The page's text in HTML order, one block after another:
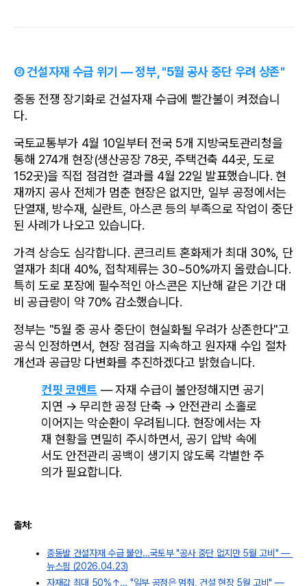
② 건설자재 수급 위기 — 정부, "5월 공사 중단 우려 상존"
중동 전쟁 장기화로 건설자재 수급에 빨간불이 켜졌습니
다.
국토교통부가 4월 10일부터 전국 5개 지방국토관리청을
통해 274개 현장(생산공장 78곳, 주택건축 44곳, 도로
152곳)을 직접 점검한 결과를 4월 22일 발표했습니다. 현
재까지 공사 전체가 멈춘 현장은 없지만, 일부 공정에서는
단열재, 방수재, 실란트, 아스콘 등의 부족으로 작업이 중단
된 사례가 나오고 있습니다.
가격 상승도 심각합니다. 콘크리트 혼화제가 최대 30%, 단
열재가 최대 40%, 접착제류는 30~50%까지 올랐습니다.
특히 도로 포장에 필수적인 아스콘은 지난해 같은 기간 대
비 공급량이 약 70% 감소했습니다.
정부는 "5월 중 공사 중단이 현실화될 우려가 상존한다"고
공식 인정하면서, 현장 점검을 지속하고 원자재 수입 절차
개선과 공급망 다변화를 추진하겠다고 밝혔습니다.
컨핏 코멘트 — 자재 수급이 불안정해지면 공기
지연 → 무리한 공정 단축 → 안전관리 소홀로
이어지는 악순환이 우려됩니다. 현장에서는 자
재 현황을 면밀히 주시하면서, 공기 압박 속에
서도 안전관리 공백이 생기지 않도록 각별한 주
의가 필요합니다.
출처:
중동발 건설자재 수급 불안…국토부 "공사 중단 없지만 5월 고비" —
뉴스핌 (2026.04.23)
자재값 최대 50%↑… "일부 공정은 멈춰, 건설 현장 5월 고비" —